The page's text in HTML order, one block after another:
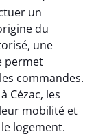
un
du
une
permet
commandes.
Cézac, les
mobilité et
logement.